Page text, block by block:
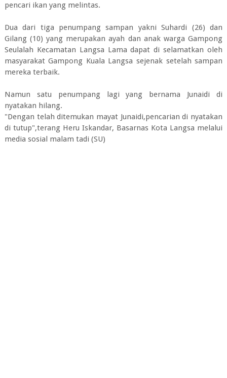
pencari ikan yang melintas.
Dua dari tiga penumpang sampan yakni Suhardi (26) dan
Gilang (10) yang merupakan ayah dan anak warga Gampong
Seulalah Kecamatan Langsa Lama dapat di selamatkan oleh
masyarakat Gampong Kuala Langsa sejenak setelah sampan
mereka terbaik.
Namun satu penumpang lagi yang bernama Junaidi di
nyatakan hilang.
"Dengan telah ditemukan mayat Junaidi,pencarian di nyatakan
di tutup",terang Heru Iskandar, Basarnas Kota Langsa melalui
media sosial malam tadi (SU)